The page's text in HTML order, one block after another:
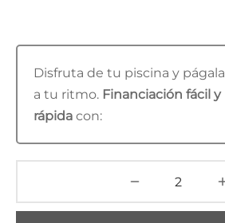
Disfruta de tu piscina y págala
a tu ritmo. Financiación fácil y
rápida con: